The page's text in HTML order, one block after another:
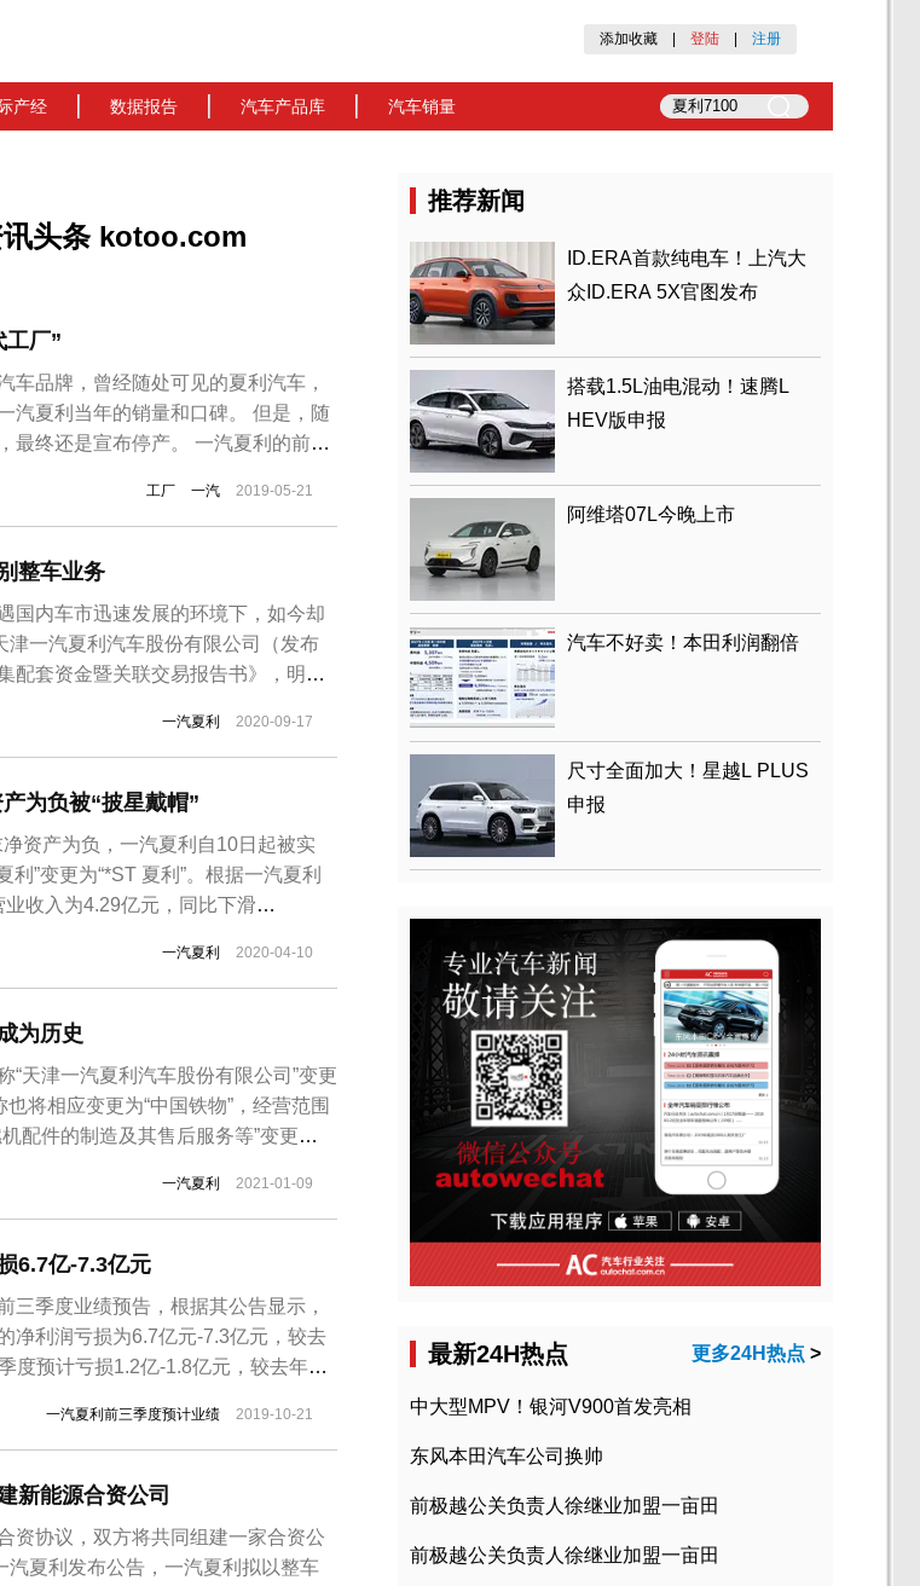
添加收藏 登陆 注册
产经 数据报告 汽车产品库 汽车销量
讯头条 kotoo.com
工厂”
车品牌，曾经随处可见的夏利汽车，
汽夏利当年的销量和口碑。 但是，随
最终还是宣布停产。 一汽夏利的前身
一汽夏利。 曾经连续18年占据销量冠
工厂 一汽 2019-05-21
整车业务
国内车市迅速发展的环境下，如今却
一汽夏利汽车股份有限公司（发布
配套资金暨关联交易报告书》，明确
一汽夏利 2020-09-17
为负被“披星戴帽”
资产为负，一汽夏利自10日起被实
利”变更为“*ST 夏利”。根据一汽夏利
收入为4.29亿元，同比下滑
元，同比下滑23.57%；2019年...
一汽夏利 2020-04-10
为历史
天津一汽夏利汽车股份有限公司”变更
将相应变更为“中国铁物”，经营范围
配件的制造及其售后服务等”变更
正式宣告结束，“一汽夏利”也正式成
一汽夏利 2021-01-09
6.7亿-7.3亿元
三季度业绩预告，根据其公告显示，
净利润亏损为6.7亿元-7.3亿元，较去
度预计亏损1.2亿-1.8亿元，较去年同
，从2014年-2018年，一汽夏利扣...
一汽夏利前三季度预计业绩 2019-10-21
新能源合资公司
资协议，双方将共同组建一家合资公
夏利发布公告，一汽夏利拟以整车
推荐新闻
ID.ERA首款纯电车！上汽大
众ID.ERA 5X官图发布
搭载1.5L油电混动！速腾L
HEV版申报
阿维塔07L今晚上市
汽车不好卖！本田利润翻倍
尺寸全面加大！星越L PLUS
申报
最新24H热点 更多24H热点 >
中大型MPV！银河V900首发亮相
东风本田汽车公司换帅
前极越公关负责人徐继业加盟一亩田
前极越公关负责人徐继业加盟一亩田